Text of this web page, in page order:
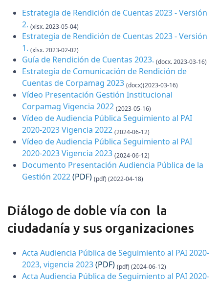
Estrategia de Rendición de Cuentas 2023 - Versión
2. (xlsx. 2023-05-04)
Estrategia de Rendición de Cuentas 2023 - Versión
1. (xlsx. 2023-02-02)
Guía de Rendición de Cuentas 2023. (docx. 2023-03-16)
Estrategia de Comunicación de Rendición de
Cuentas de Corpamag 2023 (docx)(2023-03-16)
Vídeo Presentación Gestión Institucional
Corpamag Vigencia 2022 (2023-05-16)
Vídeo de Audiencia Pública Seguimiento al PAI
2020-2023 Vigencia 2022 (2024-06-12)
Vídeo de Audiencia Pública Seguimiento al PAI
2020-2023 Vigencia 2023 (2024-06-12)
Documento Presentación Audiencia Pública de la
Gestión 2022(PDF) (pdf) (2022-04-18)
Diálogo de doble vía con la
ciudadanía y sus organizaciones
Acta Audiencia Pública de Seguimiento al PAI 2020-
2023, vigencia 2023(PDF) (pdf) (2024-06-12)
Acta Audiencia Pública de Seguimiento al PAI 2020-